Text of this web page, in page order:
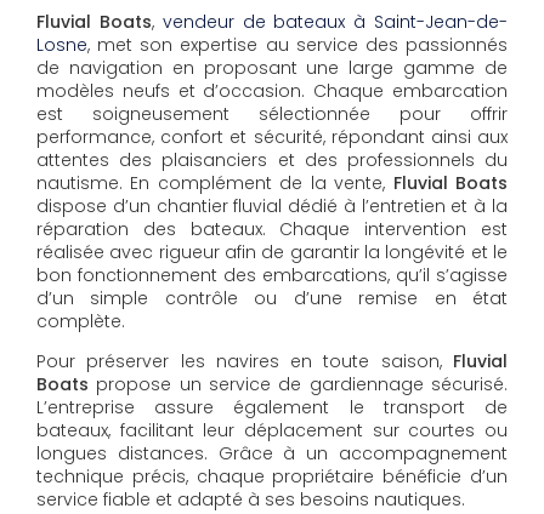
Fluvial Boats, vendeur de bateaux à Saint-Jean-de-
Losne, met son expertise au service des passionnés
de navigation en proposant une large gamme de
modèles neufs et d’occasion. Chaque embarcation
est soigneusement sélectionnée pour offrir
performance, confort et sécurité, répondant ainsi aux
attentes des plaisanciers et des professionnels du
nautisme. En complément de la vente, Fluvial Boats
dispose d’un chantier fluvial dédié à l’entretien et à la
réparation des bateaux. Chaque intervention est
réalisée avec rigueur afin de garantir la longévité et le
bon fonctionnement des embarcations, qu’il s’agisse
d’un simple contrôle ou d’une remise en état
complète.
Pour préserver les navires en toute saison, Fluvial
Boats propose un service de gardiennage sécurisé.
L’entreprise assure également le transport de
bateaux, facilitant leur déplacement sur courtes ou
longues distances. Grâce à un accompagnement
technique précis, chaque propriétaire bénéficie d’un
service fiable et adapté à ses besoins nautiques.